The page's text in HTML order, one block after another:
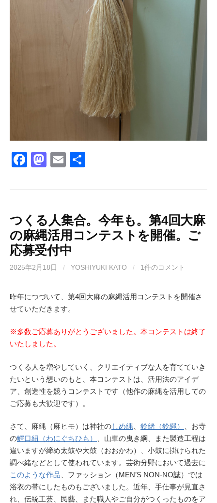
F
b
o
o
k
M
d
o
n
E
つくる人集合。今年も。第4回大麻
の麻縄活用コンテストを開催。ご
応募受付中
2025年2月18日 / YOSHIYUKI KATO / 1件のコメント
昨年につづいて、第4回大麻の麻縄活用コンテストを開催さ
せていただきます。
※多数ご応募ありがとうございました。本コンテストは終了
いたしました。
つくる人を増やしていく、クリエイティブな人を育てていき
たいという想いのもと、本コンテストは、活用法のアイデ
ア、創造性を競うコンテストです（他作の麻縄を活用しての
ご応募も大歓迎です）。
さて、麻縄（麻ヒモ）は神社のしめ縄 鈴緒（鈴縄）
、お寺
の鰐口紐（わにぐちひも）
、山車の曳き綱、また製造工程は
違いますが締め太鼓や大鼓（おおかわ）、小鼓に掛けられた
調べ緒などとして使われています。芸術分野において過去に
このような作品 、ファッション（MEN’S NON-NO誌）では
浴衣の帯にしたものもございました。近年、手仕事が見直さ
れ、伝統工芸、民藝、また職人やご自分がつくったものをア